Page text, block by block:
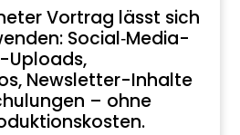
Vortrag lässt sich
Social‑Media-
Uploads,
Newsletter-Inhalte
– ohne